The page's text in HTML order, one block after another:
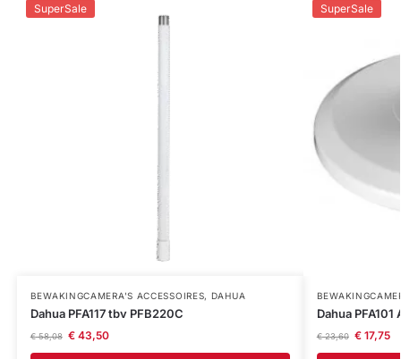
SuperSale
BEWAKINGCAMERA'S ACCESSOIRES, DAHUA
Dahua PFA117 tbv PFB220C
€58,08 €43,50
SuperSale
Dahua PFA101
€23,60 €17,75